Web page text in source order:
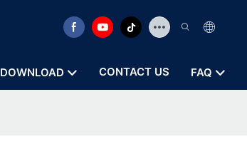
DOWNLOAD CONTACT US FAQ